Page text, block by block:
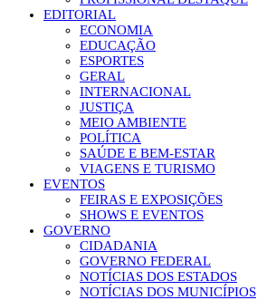
EDITORIAL
ECONOMIA
EDUCAÇÃO
ESPORTES
GERAL
INTERNACIONAL
JUSTIÇA
MEIO AMBIENTE
POLÍTICA
SAÚDE E BEM-ESTAR
VIAGENS E TURISMO
EVENTOS
FEIRAS E EXPOSIÇÕES
SHOWS E EVENTOS
GOVERNO
CIDADANIA
GOVERNO FEDERAL
NOTÍCIAS DOS ESTADOS
NOTÍCIAS DOS MUNICÍPIOS